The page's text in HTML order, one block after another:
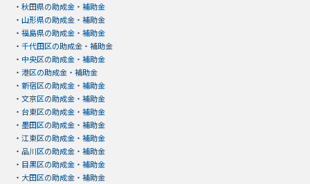
・ 秋田県の助成金・補助金
・ 山形県の助成金・補助金
・ 福島県の助成金・補助金
・ 千代田区の助成金・補助金
・ 中央区の助成金・補助金
・ 港区の助成金・補助金
・ 新宿区の助成金・補助金
・ 文京区の助成金・補助金
・ 台東区の助成金・補助金
・ 墨田区の助成金・補助金
・ 江東区の助成金・補助金
・ 品川区の助成金・補助金
・ 目黒区の助成金・補助金
・ 大田区の助成金・補助金